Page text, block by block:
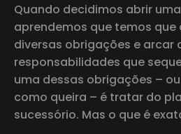
Quando decidimos abrir
aprendemos que temos que
diversas obrigações e arcar
responsabilidades que
uma dessas obrigações –
como queira – é tratar do
sucessório. Mas o que é